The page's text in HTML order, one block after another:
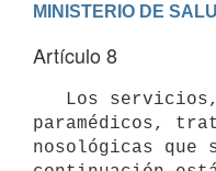
MINISTERIO DE
Artículo 8
paramédicos,
nosológicas que